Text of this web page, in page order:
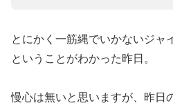
とにかく一筋縄でいかないジャ
ということがわかった昨日。
慢心は無いと思いますが、昨日